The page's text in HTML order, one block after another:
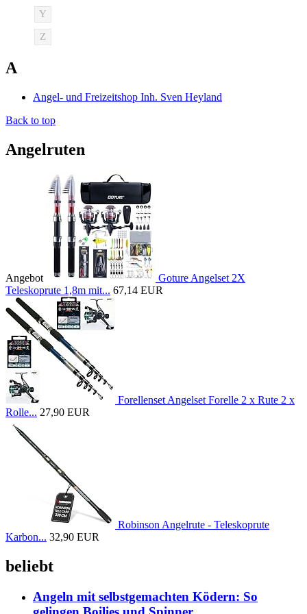
Y
Z
A
Angel- und Freizeitshop Inh. Sven Heyland
Back to top
Angelruten
Angebot
Goture Angelset 2X
Teleskoprute 1,8m mit... 67,14 EUR
Forellenset Angelset Forelle 2 x Rute 2 x
Rolle... 27,90 EUR
Robinson Angelrute - Teleskoprute
Karbon... 32,90 EUR
beliebt
Angeln mit selbstgemachten Ködern: So